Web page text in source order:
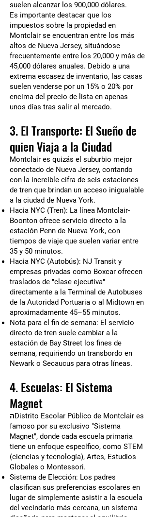
suelen alcanzar los 900,000 dólares.
Es importante destacar que los
impuestos sobre la propiedad en
Montclair se encuentran entre los más
altos de Nueva Jersey, situándose
frecuentemente entre los 20,000 y más de
45,000 dólares anuales. Debido a una
extrema escasez de inventario, las casas
suelen venderse por un 15% o 20% por
encima del precio de lista en apenas
unos días tras salir al mercado.
3. El Transporte: El Sueño de
quien Viaja a la Ciudad
Montclair es quizás el suburbio mejor
conectado de Nueva Jersey, contando
con la increíble cifra de seis estaciones
de tren que brindan un acceso inigualable
a la ciudad de Nueva York.
Hacia NYC (Tren): La línea Montclair-
Boonton ofrece servicio directo a la
estación Penn de Nueva York, con
tiempos de viaje que suelen variar entre
35 y 50 minutos.
Hacia NYC (Autobús): NJ Transit y
empresas privadas como Boxcar ofrecen
traslados de "clase ejecutiva"
directamente a la Terminal de Autobuses
de la Autoridad Portuaria o al Midtown en
aproximadamente 45–55 minutos.
Nota para el fin de semana: El servicio
directo de tren suele cambiar a la
estación de Bay Street los fines de
semana, requiriendo un transbordo en
Newark o Secaucus para otras líneas.
4. Escuelas: El Sistema
Magnet
הDistrito Escolar Público de Montclair es
famoso por su exclusivo "Sistema
Magnet", donde cada escuela primaria
tiene un enfoque específico, como STEM
(ciencias y tecnología), Artes, Estudios
Globales o Montessori.
Sistema de Elección: Los padres
clasifican sus preferencias escolares en
lugar de simplemente asistir a la escuela
del vecindario más cercana, un sistema